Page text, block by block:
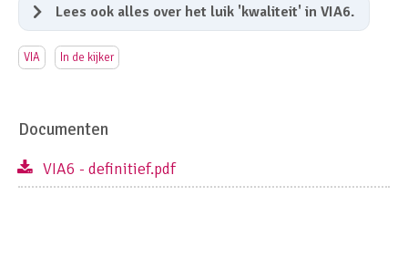
Lees ook alles over het luik 'kwaliteit' in VIA6.
VIA In de kijker
Documenten
VIA6 - definitief.pdf